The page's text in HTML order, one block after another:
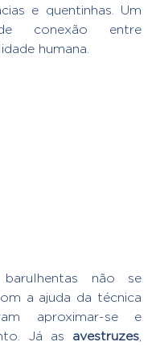
e quentinhas. Um
conexão entre
humana.
não se
a ajuda da técnica
aproximar-se e
Já as avestruzes,